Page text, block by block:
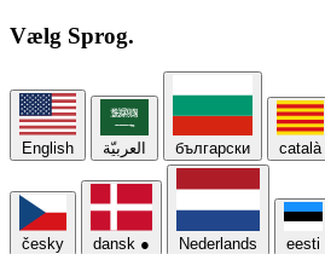
Vælg Sprog.
English العربيّة български català
česky dansk ● Nederlands eesti